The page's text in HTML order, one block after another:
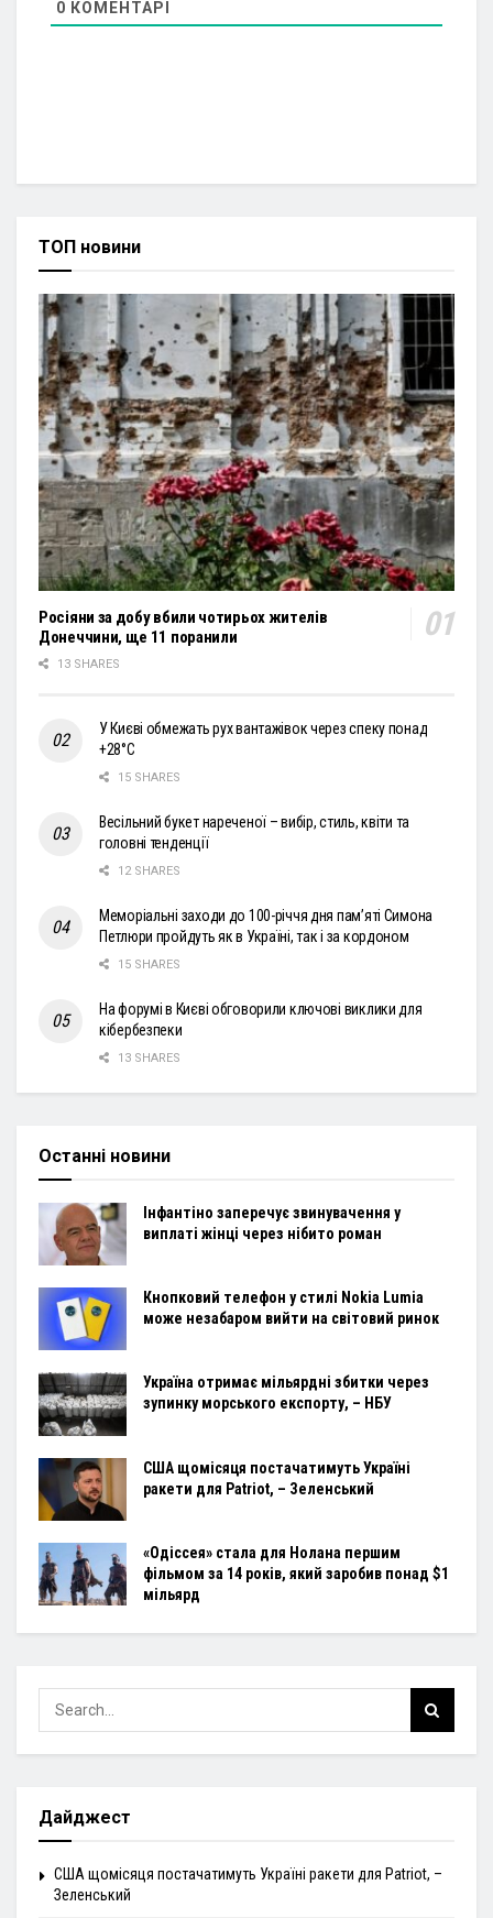
0 КОМЕНТАРІ
ТОП новини
Росіяни за добу вбили чотирьох жителів
Донеччини, ще 11 поранили
13 SHARES
У Києві обмежать рух вантажівок через спеку понад
+28°С
15 SHARES
Весільний букет нареченої – вибір, стиль, квіти та
головні тенденції
12 SHARES
Меморіальні заходи до 100-річчя дня пам’яті Симона
Петлюри пройдуть як в Україні, так і за кордоном
15 SHARES
На форумі в Києві обговорили ключові виклики для
кібербезпеки
13 SHARES
Останні новини
Інфантіно заперечує звинувачення у
виплаті жінці через нібито роман
Кнопковий телефон у стилі Nokia Lumia
може незабаром вийти на світовий ринок
Україна отримає мільярдні збитки через
зупинку морського експорту, – НБУ
США щомісяця постачатимуть Україні
ракети для Patriot, – Зеленський
«Одіссея» стала для Нолана першим
фільмом за 14 років, який заробив понад $1
мільярд
Дайджест
США щомісяця постачатимуть Україні ракети для Patriot, –
Зеленський